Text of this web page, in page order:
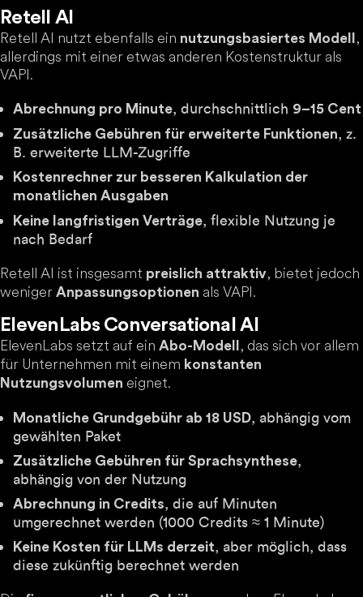
Retell AI
Retell AI nutzt ebenfalls ein nutzungsbasiertes Modell ,
allerdings mit einer etwas anderen Kostenstruktur als
VAPI.
Abrechnung pro Minute, durchschnittlich 9–15 Cent
Zusätzliche Gebühren für erweiterte Funktionen, z.
B. erweiterte LLM-Zugriffe
Kostenrechner zur besseren Kalkulation der
monatlichen Ausgaben
Keine langfristigen Verträge, flexible Nutzung je
nach Bedarf
Retell AI ist insgesamt preislich attraktiv, bietet jedoch
weniger Anpassungsoptionen als VAPI.
ElevenLabs Conversational AI
ElevenLabs setzt auf ein Abo-Modell , das sich vor allem
für Unternehmen mit einem konstanten
Nutzungsvolumen eignet.
Monatliche Grundgebühr ab 18 USD, abhängig vom
gewählten Paket
Zusätzliche Gebühren für Sprachsynthese,
abhängig von der Nutzung
Abrechnung in Credits, die auf Minuten
umgerechnet werden (1000 Credits ≈ 1 Minute)
Keine Kosten für LLMs derzeit, aber möglich, dass
diese zukünftig berechnet werden